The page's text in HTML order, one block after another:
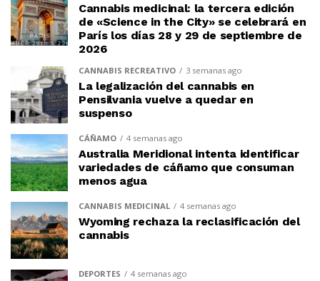
Cannabis medicinal: la tercera edición
de «Science in the City» se celebrará en
París los días 28 y 29 de septiembre de
2026
CANNABIS RECREATIVO 3 semanas ago
La legalización del cannabis en
Pensilvania vuelve a quedar en
suspenso
CÁÑAMO 4 semanas ago
Australia Meridional intenta identificar
variedades de cáñamo que consuman
menos agua
CANNABIS MEDICINAL 4 semanas ago
Wyoming rechaza la reclasificación del
cannabis
DEPORTES 4 semanas ago